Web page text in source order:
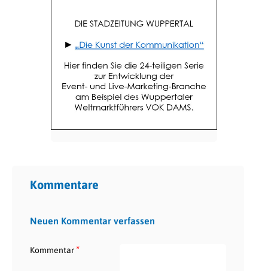
Kommentare
Neuen Kommentar verfassen
Kommentar*